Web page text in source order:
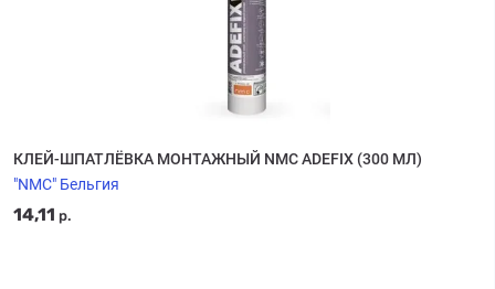
КЛЕЙ-ШПАТЛЁВКА МОНТАЖНЫЙ NMC ADEFIX (300 МЛ)
"NMC" Бельгия
14,11 р.